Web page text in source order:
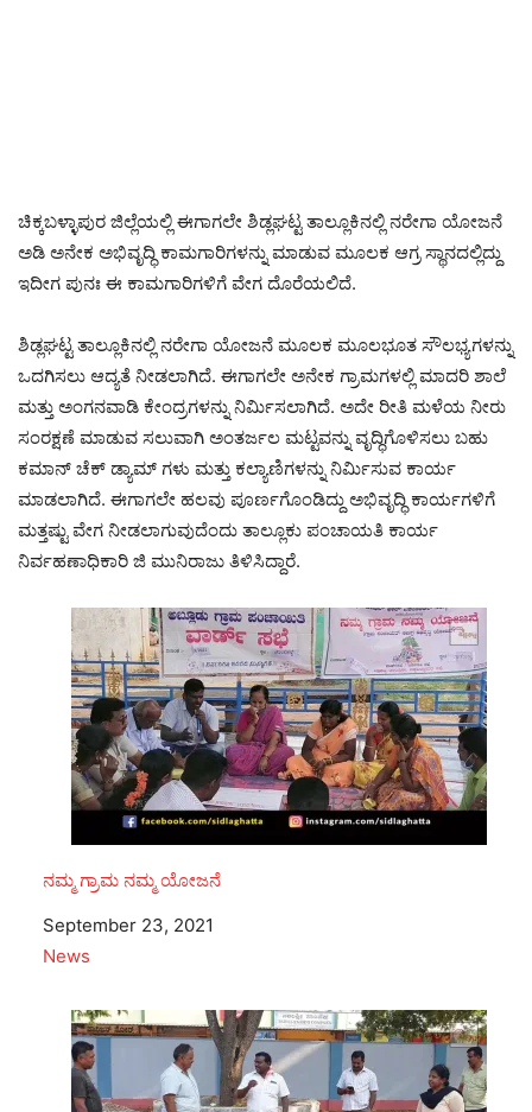
ಚಿಕ್ಕಬಳ್ಳಾಪುರ ಜಿಲ್ಲೆಯಲ್ಲಿ ಈಗಾಗಲೇ ಶಿಡ್ಲಘಟ್ಟ ತಾಲ್ಲೂಕಿನಲ್ಲಿ ನರೇಗಾ ಯೋಜನೆ
ಅಡಿ ಅನೇಕ ಅಭಿವೃದ್ಧಿ ಕಾಮಗಾರಿಗಳನ್ನು ಮಾಡುವ ಮೂಲಕ ಆಗ್ರ ಸ್ಥಾನದಲ್ಲಿದ್ದು
ಇದೀಗ ಪುನಃ ಈ ಕಾಮಗಾರಿಗಳಿಗೆ ವೇಗ ದೊರೆಯಲಿದೆ.
ಶಿಡ್ಲಘಟ್ಟ ತಾಲ್ಲೂಕಿನಲ್ಲಿ ನರೇಗಾ ಯೋಜನೆ ಮೂಲಕ ಮೂಲಭೂತ ಸೌಲಭ್ಯಗಳನ್ನು
ಒದಗಿಸಲು ಆದ್ಯತೆ ನೀಡಲಾಗಿದೆ. ಈಗಾಗಲೇ ಅನೇಕ ಗ್ರಾಮಗಳಲ್ಲಿ ಮಾದರಿ ಶಾಲೆ
ಮತ್ತು ಅಂಗನವಾಡಿ ಕೇಂದ್ರಗಳನ್ನು ನಿರ್ಮಿಸಲಾಗಿದೆ. ಅದೇ ರೀತಿ ಮಳೆಯ ನೀರು
ಸಂರಕ್ಷಣೆ ಮಾಡುವ ಸಲುವಾಗಿ ಅಂತರ್ಜಲ ಮಟ್ಟವನ್ನು ವೃದ್ಧಿಗೊಳಿಸಲು ಬಹು
ಕಮಾನ್ ಚೆಕ್ ಡ್ಯಾಮ್ ಗಳು ಮತ್ತು ಕಲ್ಯಾಣಿಗಳನ್ನು ನಿರ್ಮಿಸುವ ಕಾರ್ಯ
ಮಾಡಲಾಗಿದೆ. ಈಗಾಗಲೇ ಹಲವು ಪೂರ್ಣಗೊಂಡಿದ್ದು ಅಭಿವೃದ್ಧಿ ಕಾರ್ಯಗಳಿಗೆ
ಮತ್ತಷ್ಟು ವೇಗ ನೀಡಲಾಗುವುದೆಂದು ತಾಲ್ಲೂಕು ಪಂಚಾಯತಿ ಕಾರ್ಯ
ನಿರ್ವಹಣಾಧಿಕಾರಿ ಜಿ ಮುನಿರಾಜು ತಿಳಿಸಿದ್ದಾರೆ.
ನಮ್ಮ ಗ್ರಾಮ ನಮ್ಮ ಯೋಜನೆ
Date
September 23, 2021
In relation to
News